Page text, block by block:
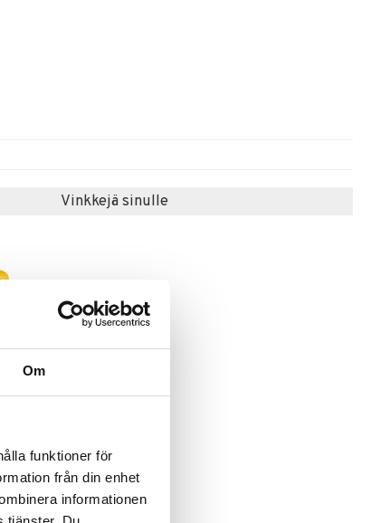
Om
funktioner för
från din enhet
informationen
Vinkkejä sinulle